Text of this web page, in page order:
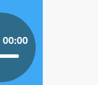
00:00